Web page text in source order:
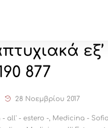
877
28 Νοεμβρίου 2017
- all' - estero -, Medicina -